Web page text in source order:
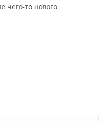
чего-то нового.